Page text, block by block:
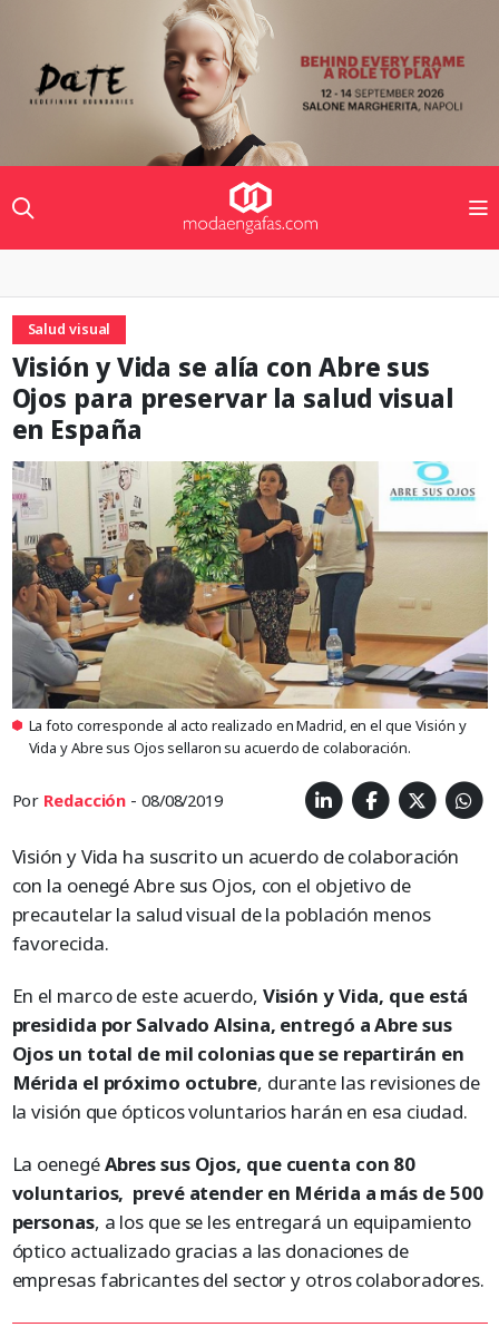
Salud visual
Visión y Vida se alía con Abre sus
Ojos para preservar la salud visual
en España
La foto corresponde al acto realizado en Madrid, en el que Visión y
Vida y Abre sus Ojos sellaron su acuerdo de colaboración.
Por Redacción - 08/08/2019
Visión y Vida ha suscrito un acuerdo de colaboración
con la oenegé Abre sus Ojos, con el objetivo de
precautelar la salud visual de la población menos
favorecida.
En el marco de este acuerdo, Visión y Vida, que está
presidida por Salvado Alsina, entregó a Abre sus
Ojos un total de mil colonias que se repartirán en
Mérida el próximo octubre, durante las revisiones de
la visión que ópticos voluntarios harán en esa ciudad.
La oenegéAbres sus Ojos, que cuenta con 80
voluntarios, prevé atender en Mérida a más de 500
personas, a los que se les entregará un equipamiento
óptico actualizado gracias a las donaciones de
empresas fabricantes del sector y otros colaboradores.